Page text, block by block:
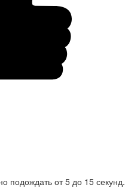
подождать от 5 до 15 секунд.